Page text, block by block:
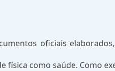
oficiais
física como saúde. Como